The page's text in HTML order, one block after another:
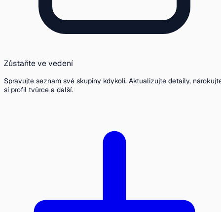
Zůstaňte ve vedení
Spravujte seznam své skupiny kdykoli. Aktualizujte detaily,
si profil tvůrce a další.